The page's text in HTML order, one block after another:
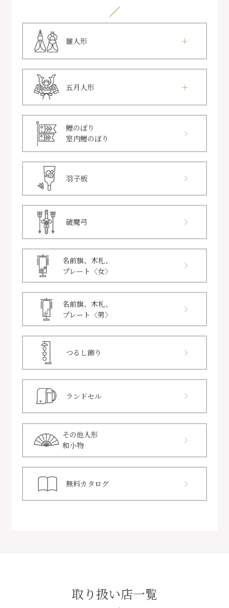
雛人形
五月人形
鯉のぼり
室内鯉のぼり
羽子板
破魔弓
名前旗、木札、
プレート〈女〉
名前旗、木札、
プレート〈男〉
つるし飾り
ランドセル
その他人形
和小物
無料カタログ
取り扱い店一覧